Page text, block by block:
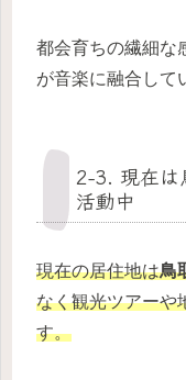
都会育ちの繊細な
が音楽に融合して
2-3. 現在は
活動中
現在の居住地は鳥
なく観光ツアーや
す。